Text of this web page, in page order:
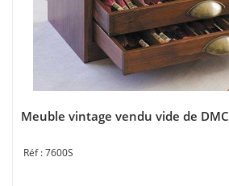
Meuble vintage vendu vide de DMC
7600S